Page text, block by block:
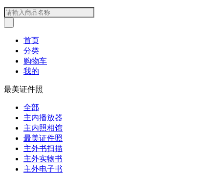
首页
分类
购物车
我的
最美证件照
全部
主内播放器
主内照相馆
最美证件照
主外书扫描
主外实物书
主外电子书